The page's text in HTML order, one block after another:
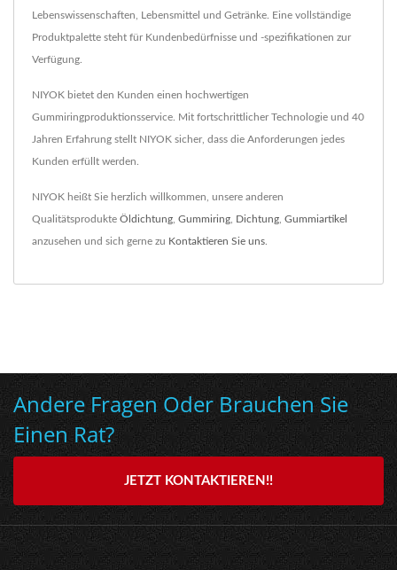
Lebenswissenschaften, Lebensmittel und Getränke. Eine vollständige
Produktpalette steht für Kundenbedürfnisse und -spezifikationen zur
Verfügung.
NIYOK bietet den Kunden einen hochwertigen
Gummiringproduktionsservice. Mit fortschrittlicher Technologie und 40
Jahren Erfahrung stellt NIYOK sicher, dass die Anforderungen jedes
Kunden erfüllt werden.
NIYOK heißt Sie herzlich willkommen, unsere anderen
Qualitätsprodukte Öldichtung Gummiring Dichtung Gummiartikel
anzusehen und sich gerne zu Kontaktieren Sie uns
Andere Fragen Oder Brauchen Sie
Einen Rat?
JETZT KONTAKTIEREN!!